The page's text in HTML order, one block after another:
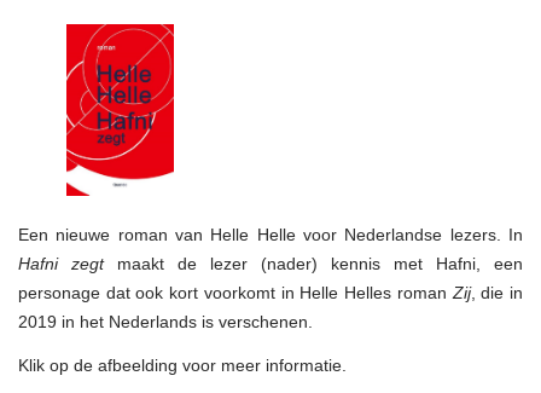
Een nieuwe roman van Helle Helle voor Nederlandse lezers. In
Hafni zegtmaakt de lezer (nader) kennis met Hafni, een
personage dat ook kort voorkomt in Helle Helles roman Zij, die in
2019 in het Nederlands is verschenen.
Klik op de afbeelding voor meer informatie.